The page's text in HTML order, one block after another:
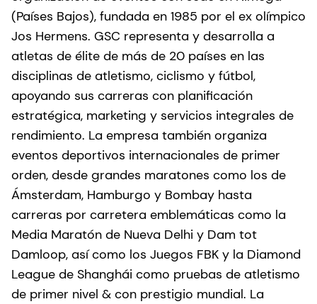
(Países Bajos), fundada en 1985 por el ex olímpico
Jos Hermens. GSC representa y desarrolla a
atletas de élite de más de 20 países en las
disciplinas de atletismo, ciclismo y fútbol,
apoyando sus carreras con planificación
estratégica, marketing y servicios integrales de
rendimiento. La empresa también organiza
eventos deportivos internacionales de primer
orden, desde grandes maratones como los de
Ámsterdam, Hamburgo y Bombay hasta
carreras por carretera emblemáticas como la
Media Maratón de Nueva Delhi y Dam tot
Damloop, así como los Juegos FBK y la Diamond
League de Shanghái como pruebas de atletismo
de primer nivel & con prestigio mundial. La